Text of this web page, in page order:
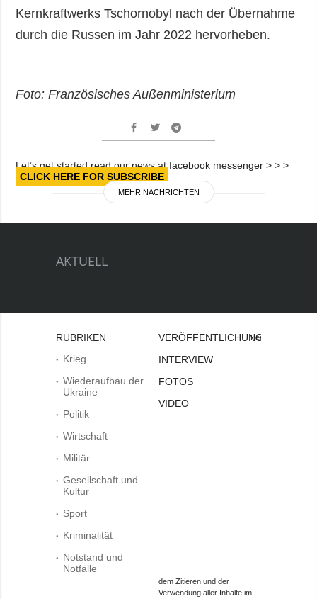
Kernkraftwerks Tschornobyl nach der Übernahme
durch die Russen im Jahr 2022 hervorheben.
Foto: Französisches Außenministerium
Let’s get started read our news at facebook messenger > > >
CLICK HERE FOR SUBSCRIBE
MEHR NACHRICHTEN
AKTUELL
RUBRIKEN
Krieg
Wiederaufbau der
Ukraine
Politik
Wirtschaft
Militär
Gesellschaft und
Kultur
Sport
Kriminalität
Notstand und
Notfälle
VERÖFFENTLICHUNGEN
INTERVIEW
FOTOS
VIDEO
Bei
dem Zitieren und der
Verwendung aller Inhalte im